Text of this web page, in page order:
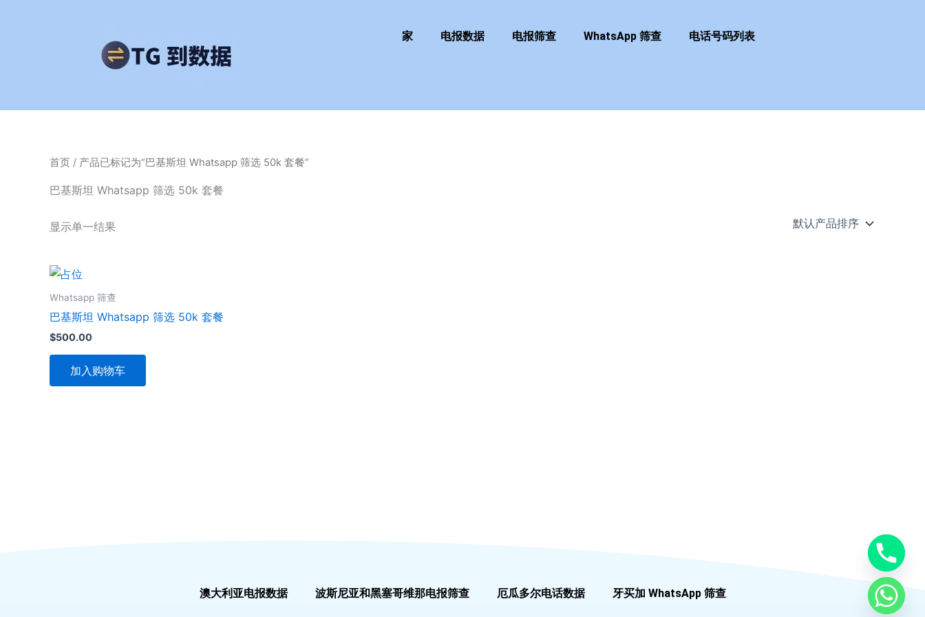
家 电报数据 电报筛查 WhatsApp 筛查 电话号码列表
首页 / 产品已标记为“巴基斯坦 Whatsapp 筛选 50k 套餐”
巴基斯坦 Whatsapp 筛选 50k 套餐
显示单一结果
Whatsapp 筛查
巴基斯坦 Whatsapp 筛选 50k 套餐
$500.00
加入购物车
澳大利亚电报数据 波斯尼亚和黑塞哥维那电报筛查 厄瓜多尔电话数据 牙买加 WhatsApp 筛查